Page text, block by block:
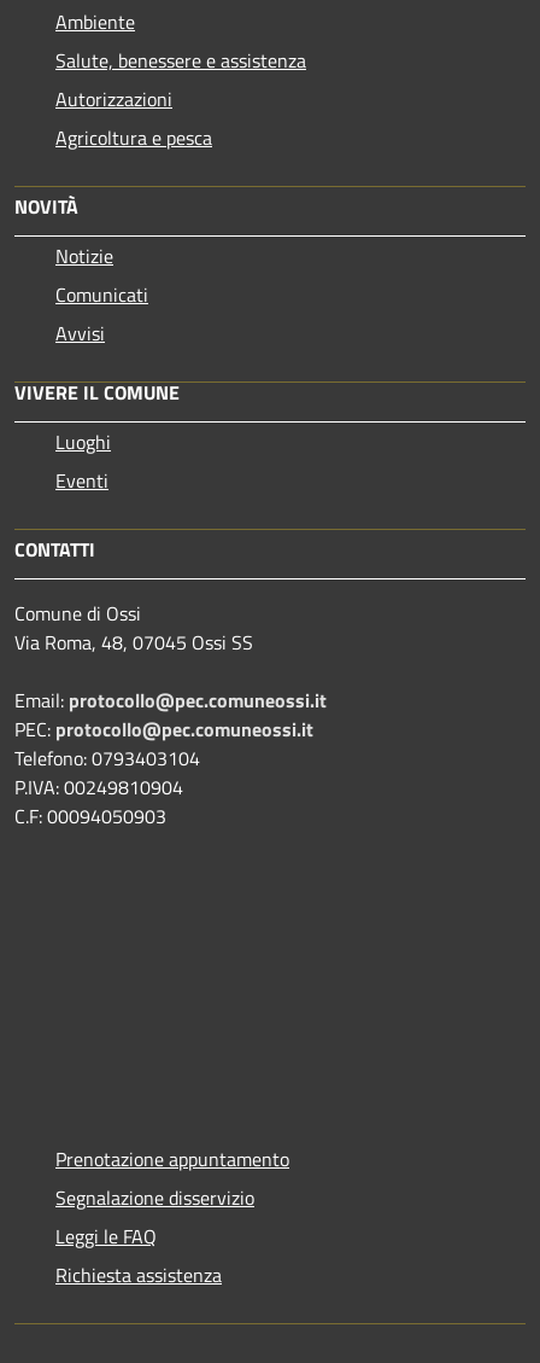
Ambiente
Salute, benessere e assistenza
Autorizzazioni
Agricoltura e pesca
NOVITÀ
Notizie
Comunicati
Avvisi
VIVERE IL COMUNE
Luoghi
Eventi
CONTATTI
Comune di Ossi
Via Roma, 48, 07045 Ossi SS
Email: protocollo@pec.comuneossi.it
PEC: protocollo@pec.comuneossi.it
Telefono: 0793403104
P.IVA: 00249810904
C.F: 00094050903
Prenotazione appuntamento
Segnalazione disservizio
Leggi le FAQ
Richiesta assistenza